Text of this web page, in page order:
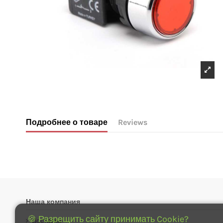
Подробнее о товаре Reviews
Наша компания
Доставка
🍪 Разрещить сайту принимать Cookie?